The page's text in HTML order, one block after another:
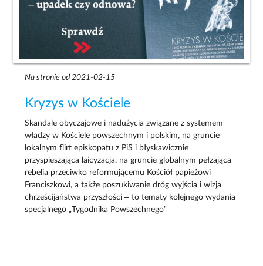
Na stronie od 2021-02-15
Kryzys w Kościele
Skandale obyczajowe i nadużycia związane z systemem
władzy w Kościele powszechnym i polskim, na gruncie
lokalnym flirt episkopatu z PiS i błyskawicznie
przyspieszająca laicyzacja, na gruncie globalnym pełzająca
rebelia przeciwko reformującemu Kościół papieżowi
Franciszkowi, a także poszukiwanie dróg wyjścia i wizja
chrześcijaństwa przyszłości – to tematy kolejnego wydania
specjalnego „Tygodnika Powszechnego”